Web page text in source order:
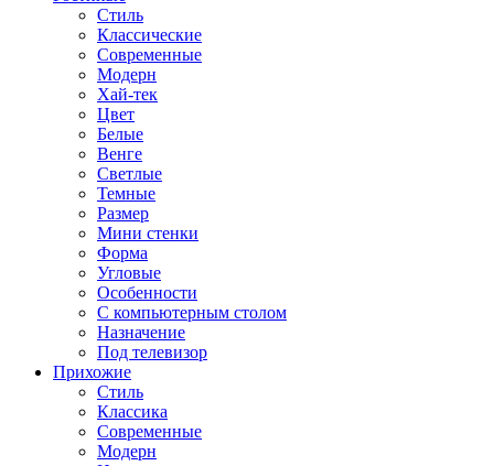
Стиль
Классические
Современные
Модерн
Хай-тек
Цвет
Белые
Венге
Светлые
Темные
Размер
Мини стенки
Форма
Угловые
Особенности
С компьютерным столом
Назначение
Под телевизор
Прихожие
Стиль
Классика
Современные
Модерн